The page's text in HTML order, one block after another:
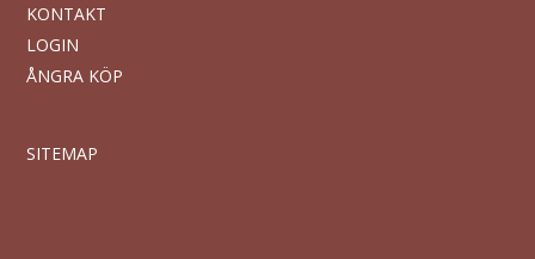
KONTAKT
LOGIN
ÅNGRA KÖP
SITEMAP